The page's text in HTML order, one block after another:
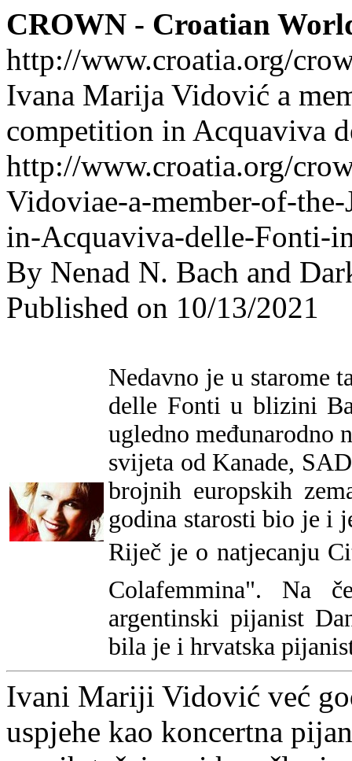
CROWN - Croatian
http://www.croatia.org/
Ivana Marija Vidović a
competition in Acquaviva
http://www.croatia.org/
Vidoviae-a-member-of-
in-Acquaviva-delle-Fonti-
By Nenad N. Bach and
Published on 10/13/2021
Nedavno je u starome
delle Fonti u blizini
ugledno međunarodno
svijeta od Kanade,
brojnih europskih
godina starosti bio je i
Riječ je o natjecanju
Colafemmina". Na
argentinski pijanist
bila je i hrvatska
Ivani Mariji Vidović već
uspjehe kao koncertna